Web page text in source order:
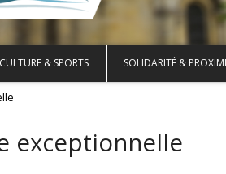
CULTURE & SPORTS SOLIDARITÉ &
exceptionnelle